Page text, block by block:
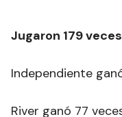
Jugaron 179
Independiente
River ganó 77